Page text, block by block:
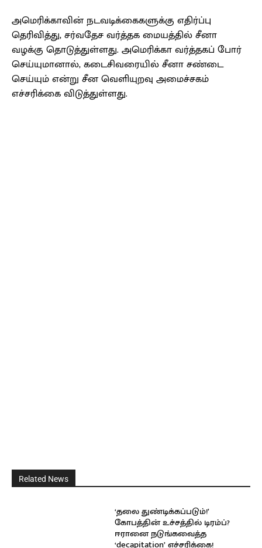
அமெரிக்காவின் நடவடிக்கைகளுக்கு எதிர்ப்பு
தெரிவித்து, சர்வதேச வர்த்தக மையத்தில் சீனா
வழக்கு தொடுத்துள்ளது. அமெரிக்கா வர்த்தகப் போர்
செய்யுமானால், கடைசிவரையில் சீனா சண்டை
செய்யும் என்று சீன வெளியுறவு அமைச்சகம்
எச்சரிக்கை விடுத்துள்ளது.
Related News
‘தலை துண்டிக்கப்படும்!’
கோபத்தின் உச்சத்தில் டிரம்ப்?
ஈரானை நடுங்கவைத்த
‘decapitation’ எச்சரிக்கை!